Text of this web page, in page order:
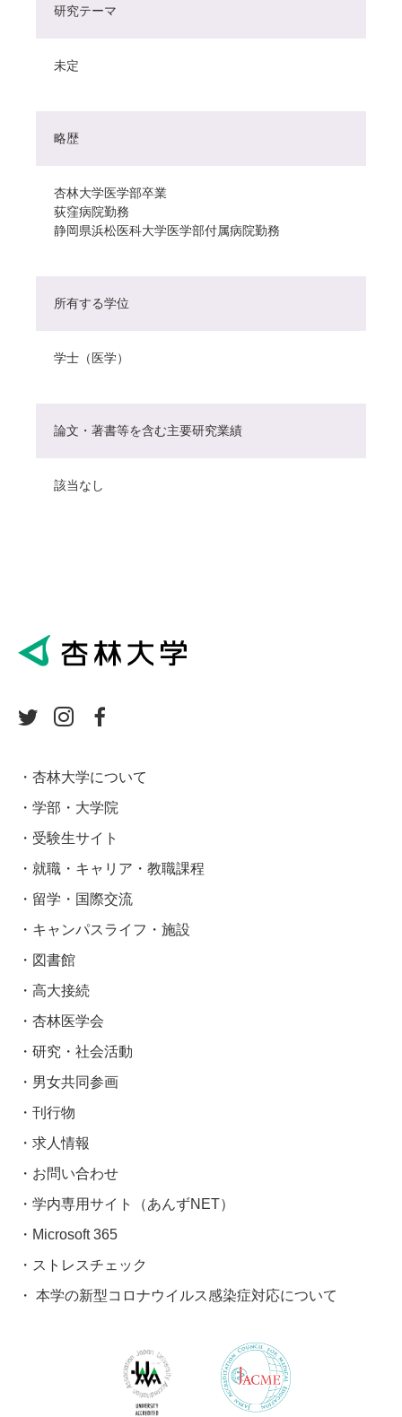
研究テーマ
未定
略歴
杏林大学医学部卒業
荻窪病院勤務
静岡県浜松医科大学医学部付属病院勤務
所有する学位
学士（医学）
論文・著書等を含む主要研究業績
該当なし
杏林大学について
学部・大学院
受験生サイト
就職・キャリア・教職課程
留学・国際交流
キャンパスライフ・施設
図書館
高大接続
杏林医学会
研究・社会活動
男女共同参画
刊行物
求人情報
お問い合わせ
学内専用サイト（あんずNET）
Microsoft 365
ストレスチェック
本学の新型コロナウイルス感染症対応について